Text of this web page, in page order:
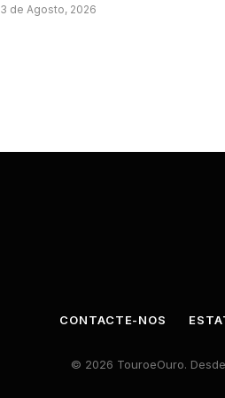
3 de Agosto, 2026
CONTACTE-NOS
© 2026 TouroeOuro.